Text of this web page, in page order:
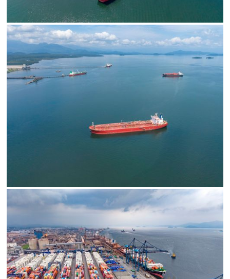
Status
SALVAR